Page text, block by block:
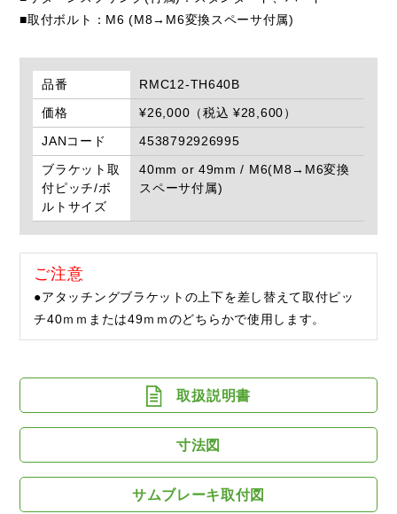
■取付ボルト：M6 (M8→M6変換スペーサ付属)
品番
RMC12-TH640B
価格
¥26,000（税込 ¥28,600）
JANコード
4538792926995
ブラケット取
付ピッチ/ボ
ルトサイズ
40mm or 49mm / M6(M8→M6変換
スペーサ付属)
ご注意
●アタッチングブラケットの上下を差し替えて取付ピッ
チ40ｍｍまたは49ｍｍのどちらかで使用します。
取扱説明書
寸法図
サムブレーキ取付図